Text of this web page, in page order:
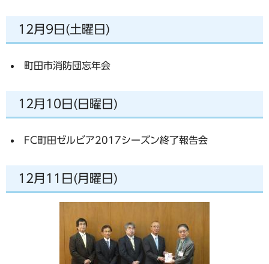
12月9日(土曜日)
町田市消防団忘年会
12月10日(日曜日)
FC町田ゼルビア2017シーズン終了報告会
12月11日(月曜日)